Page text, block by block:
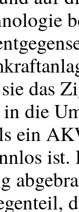
das
die
ein